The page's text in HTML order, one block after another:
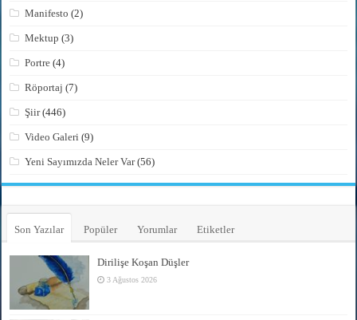
Manifesto (2)
Mektup (3)
Portre (4)
Röportaj (7)
Şiir(446)
Video Galeri (9)
Yeni Sayımızda Neler Var(56)
Son Yazılar Popüler Yorumlar Etiketler
Dirilişe Koşan Düşler
3 Ağustos 2026